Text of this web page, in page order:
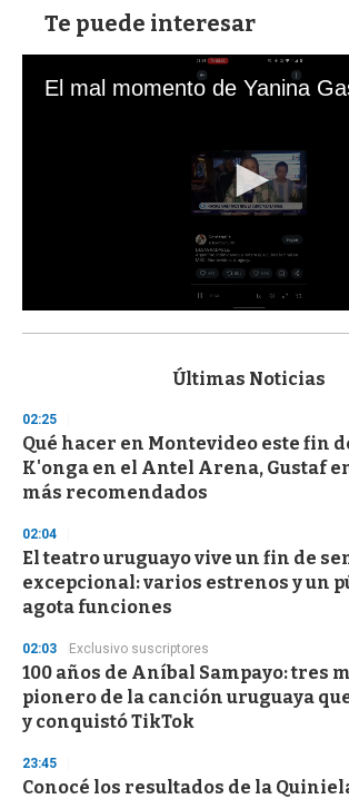
Te puede interesar
s
d
s
o
f
3
s
e
c
o
n
Últimas Noticias
02:25
Qué hacer en Montevideo este fin
K'onga en el Antel Arena, Gustaf
más recomendados
02:04
El teatro uruguayo vive un fin de
excepcional: varios estrenos y un
agota funciones
02:03 Exclusivo suscriptores
100 años de Aníbal Sampayo: tres
pionero de la canción uruguaya
y conquistó TikTok
23:45
Conocé los resultados de la